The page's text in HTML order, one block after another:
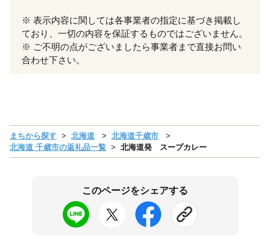
※ 表示内容に関しては各事業者の指定に基づき掲載し
ており、一切の内容を保証するものではございません。
※ ご不明の点がございましたら事業者まで直接お問い
合わせ下さい。
まちから探す 北海道
北海道千歳市
北海道 千歳市の返礼品一覧
北海道発 スープカレー
このページをシェアする